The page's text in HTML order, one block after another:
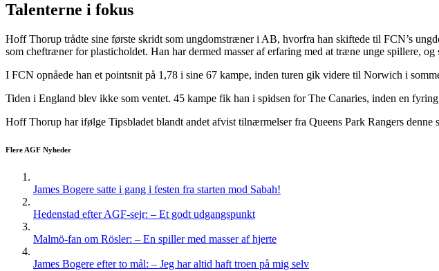
Talenterne i fokus
Hoff Thorup trådte sine første skridt som ungdomstræner i AB, hvorfra han skiftede til FCN’s
som cheftræner for plasticholdet. Han har dermed masser af erfaring med at træne unge spillere,
I FCN opnåede han et pointsnit på 1,78 i sine 67 kampe, inden turen gik videre til Norwich i
Tiden i England blev ikke som ventet. 45 kampe fik han i spidsen for The Canaries, inden en
Hoff Thorup har ifølge Tipsbladet blandt andet afvist tilnærmelser fra Queens Park Rangers denne
Flere AGF Nyheder
James Bogere satte i gang i festen fra starten mod Sabah!
Hedenstad efter AGF-sejr: – Et godt udgangspunkt
Malmö-fan om Rösler: – En spiller med masser af hjerte
James Bogere efter to mål: – Jeg har altid haft troen på mig selv